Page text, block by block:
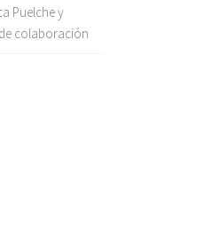
Puelche y
colaboración